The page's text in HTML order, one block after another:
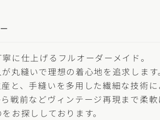
に仕上げるフルオーダーメイド。
丸縫いで理想の着心地を追求します
と、手縫いを多用した繊細な技術に
戦前などヴィンテージ再現まで柔軟
お探ししております。